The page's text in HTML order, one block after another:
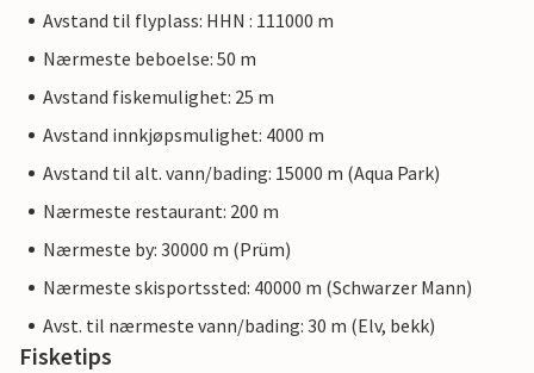
Avstand til flyplass: HHN : 111000 m
Nærmeste beboelse: 50 m
Avstand fiskemulighet: 25 m
Avstand innkjøpsmulighet: 4000 m
Avstand til alt. vann/bading: 15000 m (Aqua Park)
Nærmeste restaurant: 200 m
Nærmeste by: 30000 m (Prüm)
Nærmeste skisportssted: 40000 m (Schwarzer Mann)
Avst. til nærmeste vann/bading: 30 m (Elv, bekk)
Fisketips